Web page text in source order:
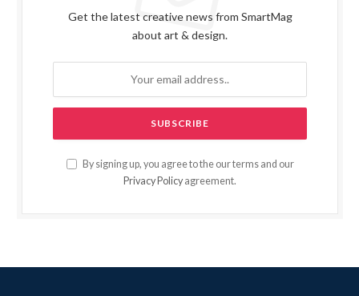
Get the latest creative news from SmartMag
about art & design.
By signing up, you agree to the our terms and our
Privacy Policy agreement.